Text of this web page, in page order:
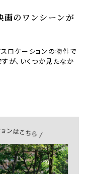
のワンシーンが
ロケーションの物件で
が、いくつか見たなか